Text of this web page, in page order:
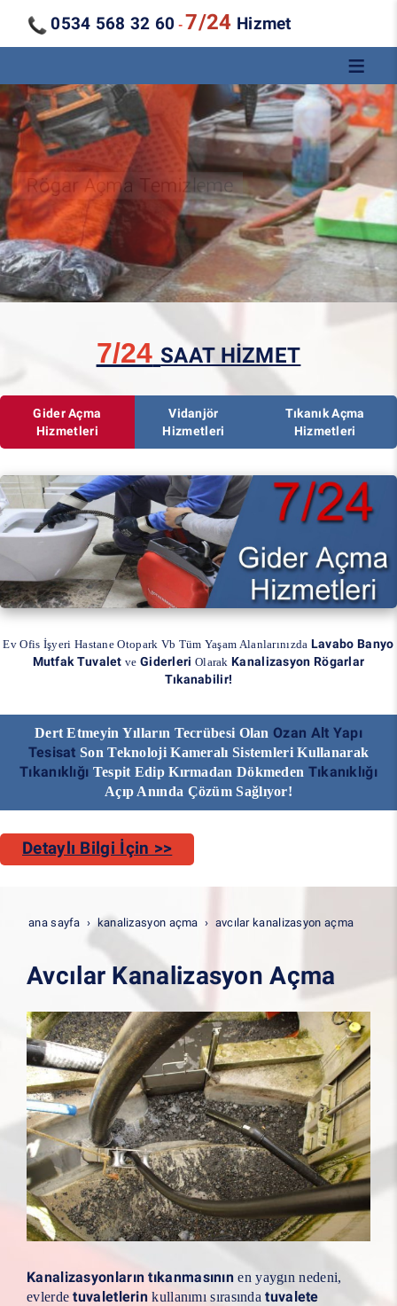
0534 568 32 60 - 7/24 Hizmet
Kanal Açma Temizleme
7/24 SAAT HİZMET
Gider Açma
Hizmetleri
Vidanjör
Hizmetleri
Tıkanık Açma
Hizmetleri
Ev Ofis İşyeri Hastane Otopark Vb Tüm Yaşam Alanlarınızda Lavabo Banyo
Mutfak Tuvalet ve Giderleri Olarak Kanalizasyon Rögarlar
Tıkanabilir!
Dert Etmeyin Yılların Tecrübesi OlanOzan Alt Yapı
Tesisat Son Teknoloji Kameralı Sistemleri Kullanarak
Tıkanıklığı Tespit Edip Kırmadan Dökmeden Tıkanıklığı
Açıp Anında Çözüm Sağlıyor!
Detaylı Bilgi İçin >>
ana sayfa kanalizasyon açma avcılar kanalizasyon açma
Avcılar Kanalizasyon Açma
Kanalizasyonların tıkanmasının en yaygın nedeni,
evlerdetuvaletlerin kullanımı sırasındatuvalete